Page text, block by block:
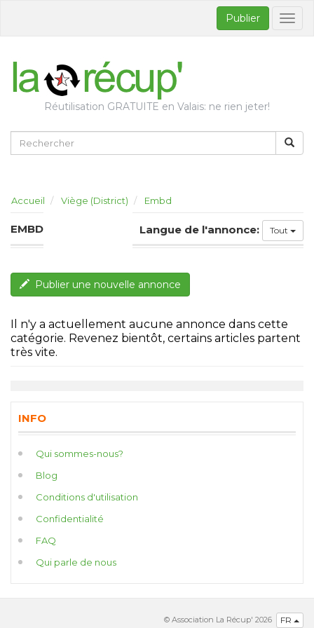
Publier
Réutilisation GRATUITE en Valais: ne rien jeter!
Accueil Viège (District) Embd
EMBD Langue de l'annonce: Tout
Publier une nouvelle annonce
Il n'y a actuellement aucune annonce dans cette
catégorie. Revenez bientôt, certains articles partent
très vite.
INFO
Qui sommes-nous?
Blog
Conditions d'utilisation
Confidentialité
FAQ
Qui parle de nous
FR
© Association La Récup' 2026